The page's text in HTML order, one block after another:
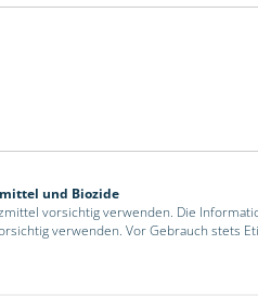
und Biozide
vorsichtig verwenden. Die
verwenden. Vor Gebrauch stets